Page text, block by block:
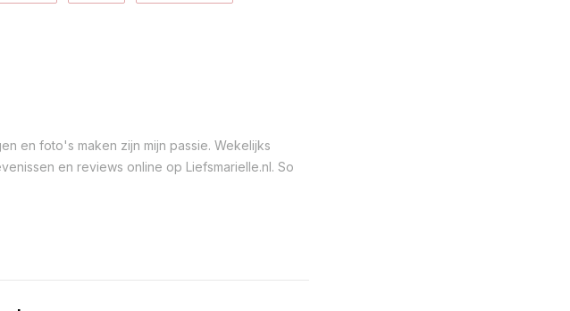
en foto's maken zijn mijn passie. Wekelijks
en reviews online op Liefsmarielle.nl. So